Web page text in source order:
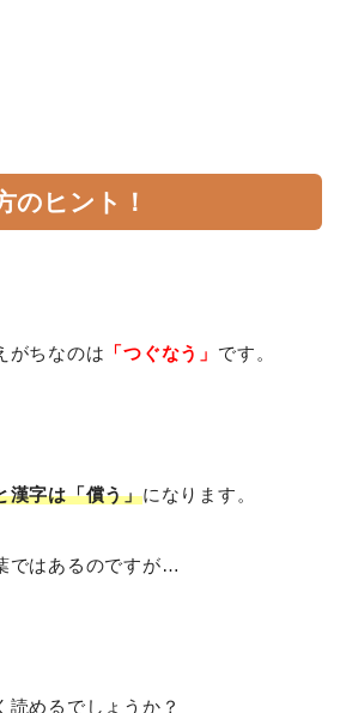
のヒント！
がちなのは 「つぐなう」 です。
漢字は「償う」になります。
ではあるのですが…
読めるでしょうか？